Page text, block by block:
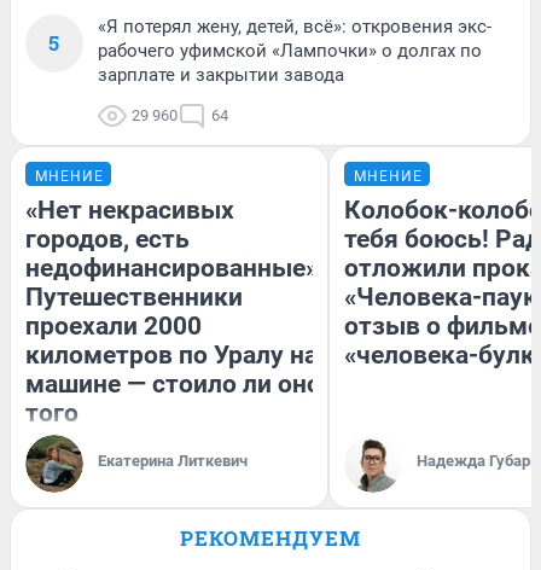
5
«Я потерял жену, детей, всё»: откровения экс-
рабочего уфимской «Лампочки» о долгах по
зарплате и закрытии завода
29 960 64
МНЕНИЕ
«Нет некрасивых
городов, есть
недофинансированные».
Путешественники
проехали 2000
километров по Уралу на
машине — стоило ли оно
того
Екатерина Литкевич
МНЕНИЕ
Колобок-
тебя боюсь!
отложили
«Человека-
отзыв о
«человека-
Надежда Губарь
РЕКОМЕНДУЕМ